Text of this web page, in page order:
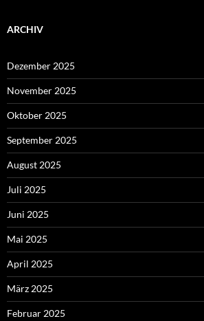
ARCHIV
Dezember 2025
November 2025
Oktober 2025
September 2025
August 2025
Juli 2025
Juni 2025
Mai 2025
April 2025
März 2025
Februar 2025